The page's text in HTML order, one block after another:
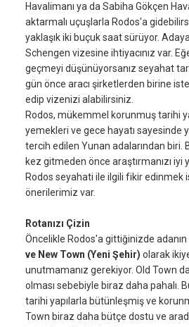
Havalimanı ya da Sabiha Gökçen
aktarmalı uçuşlarla Rodos'a
yaklaşık iki buçuk saat sürüyor.
Schengen vizesine ihtiyacınız var.
geçmeyi düşünüyorsanız seyahat
gün önce aracı şirketlerden birine
edip vizenizi alabilirsiniz.
Rodos, mükemmel korunmuş tarihi
yemekleri ve gece hayatı sayesinde
tercih edilen Yunan adalarından biri.
kez gitmeden önce araştırmanızı iyi
Rodos seyahati ile ilgili fikir edinmek
önerilerimiz var.
Rotanızı Çizin
Öncelikle Rodos'a gittiğinizde adanın
ve New Town (Yeni Şehir) olarak ikiye
unutmamanız gerekiyor. Old Town
olması sebebiyle biraz daha pahalı.
tarihi yapılarla bütünleşmiş ve
Town biraz daha bütçe dostu ve